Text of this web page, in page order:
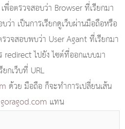
พื่อตรวจสอบว่า Browser ที่เรียกมา
ว่า เป็นการเรียกดูเว็บผ่านมือถือหรือ
วจสอบพบว่า User Agant ที่เรียกมา
ไปยัง ไซต์ที่ออกแบบมา
กเว็บที่ URL
ด้วย มือถือ ก็จะทำการเปลี่ยนเส้น
แทน